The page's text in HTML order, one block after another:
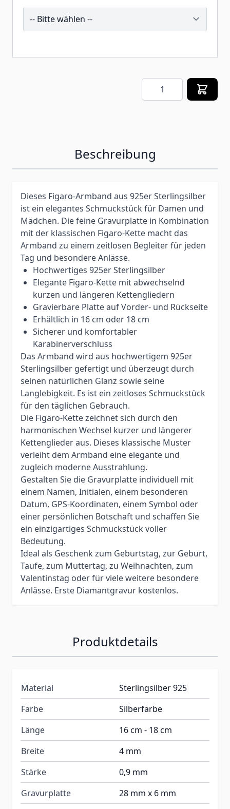
257554
Menge
Beschreibung
Dieses Figaro-Armband aus 925er Sterlingsilber
ist ein elegantes Schmuckstück für Damen und
Mädchen. Die feine Gravurplatte in Kombination
mit der klassischen Figaro-Kette macht das
Armband zu einem zeitlosen Begleiter für jeden
Tag und besondere Anlässe.
Hochwertiges 925er Sterlingsilber
Elegante Figaro-Kette mit abwechselnd
kurzen und längeren Kettengliedern
Gravierbare Platte auf Vorder- und Rückseite
Erhältlich in 16 cm oder 18 cm
Sicherer und komfortabler
Karabinerverschluss
Das Armband wird aus hochwertigem 925er
Sterlingsilber gefertigt und überzeugt durch
seinen natürlichen Glanz sowie seine
Langlebigkeit. Es ist ein zeitloses Schmuckstück
für den täglichen Gebrauch.
Die Figaro-Kette zeichnet sich durch den
harmonischen Wechsel kurzer und längerer
Kettenglieder aus. Dieses klassische Muster
verleiht dem Armband eine elegante und
zugleich moderne Ausstrahlung.
Gestalten Sie die Gravurplatte individuell mit
einem Namen, Initialen, einem besonderen
Datum, GPS-Koordinaten, einem Symbol oder
einer persönlichen Botschaft und schaffen Sie
ein einzigartiges Schmuckstück voller
Bedeutung.
Ideal als Geschenk zum Geburtstag, zur Geburt,
Taufe, zum Muttertag, zu Weihnachten, zum
Valentinstag oder für viele weitere besondere
Anlässe. Erste Diamantgravur kostenlos.
Produktdetails
Material
Sterlingsilber 925
Farbe
Silberfarbe
Länge
16 cm - 18 cm
Breite
4 mm
Stärke
0,9 mm
Gravurplatte
28 mm x 6 mm